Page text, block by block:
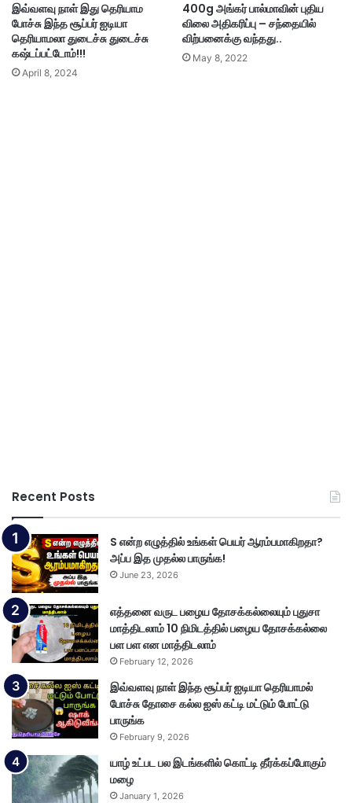
இவ்வளவு நாள் இது தெரியாம
போச்சு இந்த சூப்பர் ஐடியா
தெரியாமலா துடைச்சு துடைச்சு
கஷ்டப்பட்டோம்!!!
April 8, 2024
400g அங்கர் பால்மாவின் புதிய
விலை அதிகரிப்பு – சந்தையில்
விற்பனைக்கு வந்தது..
May 8, 2022
Recent Posts
S என்ற எழுத்தில் உங்கள் பெயர் ஆரம்பமாகிறதா?
அப்ப இத முதல்ல பாருங்க!
June 23, 2026
எத்தனை வருட பழைய தோசக்கல்லையும் புதுசா
மாத்திடலாம் 10 நிமிடத்தில் பழைய தோசக்கல்லை
பள பள என மாத்திடலாம்
February 12, 2026
இவ்வளவு நாள் இந்த சூப்பர் ஐடியா தெரியாமல்
போச்சு தோசை கல்ல ஐஸ் கட்டி மட்டும் போட்டு
பாருங்க
February 9, 2026
யாழ் உட்பட பல இடங்களில் கொட்டி தீர்க்கப்போகும்
மழை
January 1, 2026